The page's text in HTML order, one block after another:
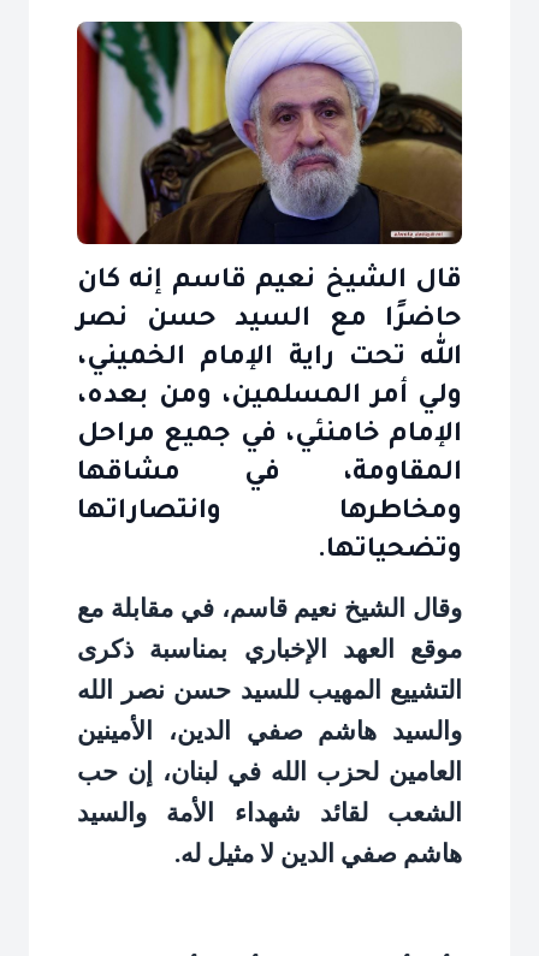
قال الشيخ نعيم قاسم إنه كان
حاضرًا مع السيد حسن نصر
الله تحت راية الإمام الخميني،
ولي أمر المسلمين، ومن بعده،
الإمام خامنئي، في جميع مراحل
المقاومة، في مشاقها
ومخاطرها وانتصاراتها
وتضحياتها.
وقال الشيخ نعيم قاسم، في مقابلة مع
موقع العهد الإخباري بمناسبة ذكرى
التشييع المهيب للسيد حسن نصر الله
والسيد هاشم صفي الدين، الأمينين
العامين لحزب الله في لبنان، إن حب
الشعب لقائد شهداء الأمة والسيد
هاشم صفي الدين لا مثيل له.